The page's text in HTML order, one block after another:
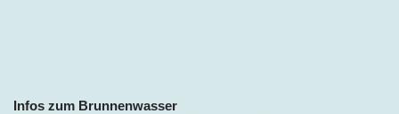
Infos zum Brunnenwasser